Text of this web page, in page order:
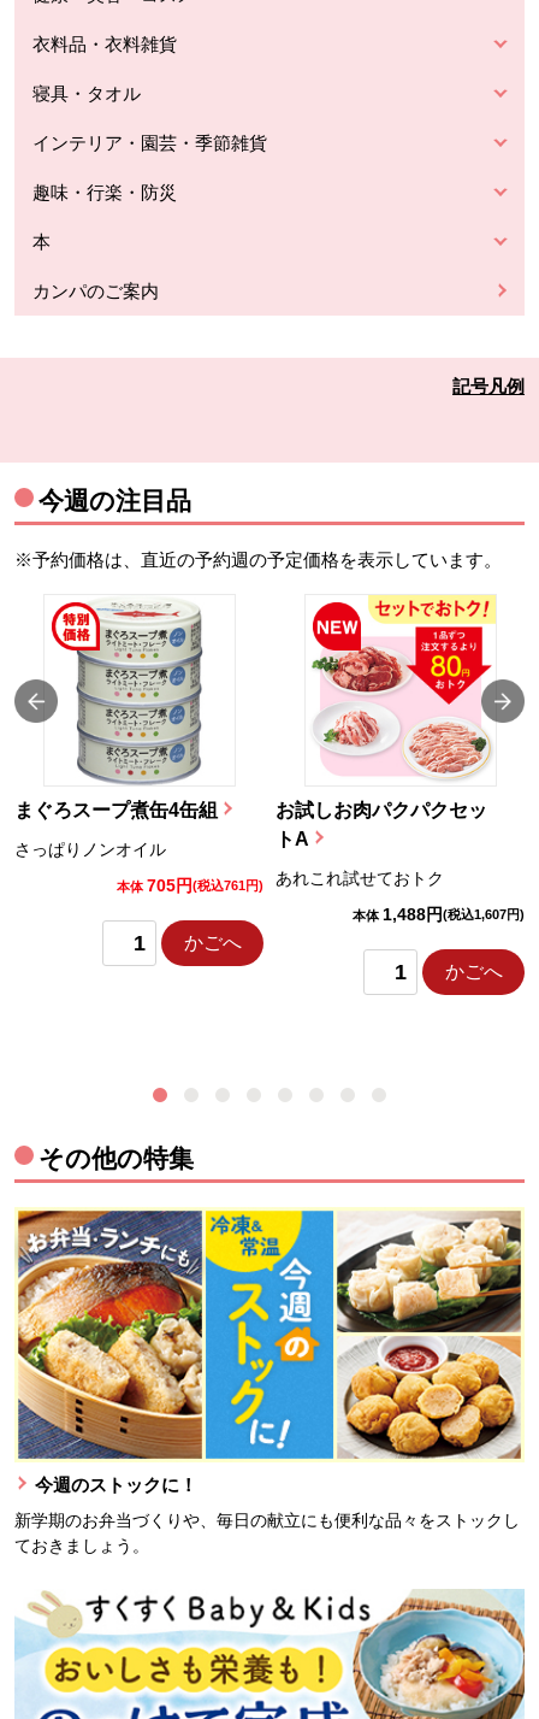
衣料品・衣料雑貨
寝具・タオル
インテリア・園芸・季節雑貨
趣味・行楽・防災
本
カンパのご案内
記号凡例
今週の注目品
※予約価格は、直近の予約週の予定価格を表示しています。
まぐろスープ煮缶4缶組
さっぱりノンオイル
本体 705円(税込761円)
かごへ
お試しお肉パクパクセッ
トA
あれこれ試せておトク
本体 1,488円(税込1,607円)
かごへ
その他の特集
今週のストックに！
新学期のお弁当づくりや、毎日の献立にも便利な品々をストックし
ておきましょう。